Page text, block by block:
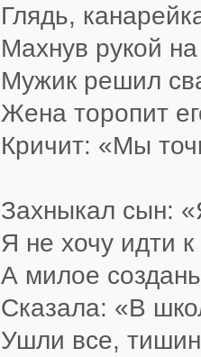
Глядь,
Махнув рукой
Мужик решил
Жена торопит
Кричит: «Мы
Захныкал сын:
Я не хочу идти к
А милое
Сказала: «В
Ушли все,